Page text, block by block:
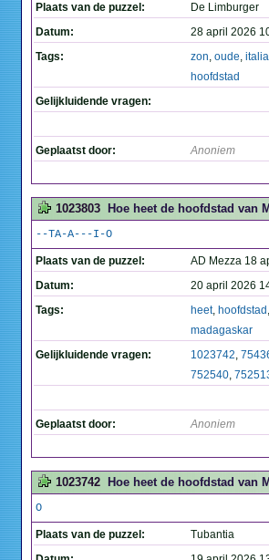
Plaats van de puzzel:
De Limburger
Datum:
28 april 2026
Tags:
zon, oude,
hoofdstad
Gelijkluidende vragen:
Geplaatst door: Anoniem
1023803 Hoe heet de hoofdstad van
--TA-A---I-O
Plaats van de puzzel:
AD Mezza 18
Datum:
20 april 2026
Tags:
heet, hoofdstad ,
madagaskar
Gelijkluidende vragen:
1023742,
752540,
Geplaatst door: Anoniem
1023742 Hoe heet de hoofdstad van
O
Plaats van de puzzel:
Tubantia